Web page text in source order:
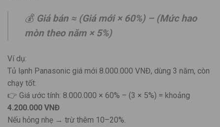
💰 Giá bán ≈ (Giá mới × 60%) – (Mức hao
mòn theo năm × 5%)
Ví dụ:
Tủ lạnh Panasonic giá mới 8.000.000 VNĐ, dùng 3 năm, còn
chạy tốt:
👉 Giá ước tính: 8.000.000 × 60% – (3 × 5%) = khoảng
4.200.000 VNĐ
Nếu hỏng nhẹ → trừ thêm 10–20%.